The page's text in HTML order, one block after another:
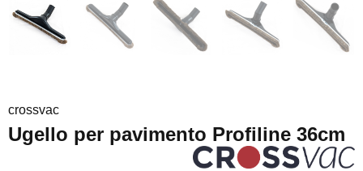
crossvac
Ugello per pavimento Profiline 36cm